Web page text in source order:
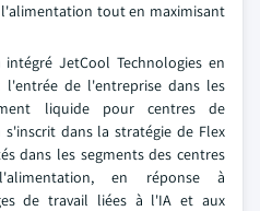
tout en maximisant
JetCool Technologies en
de l'entreprise dans les
liquide pour centres de
dans la stratégie de Flex
dans les segments des centres
en réponse à
de travail liées à l'IA et aux